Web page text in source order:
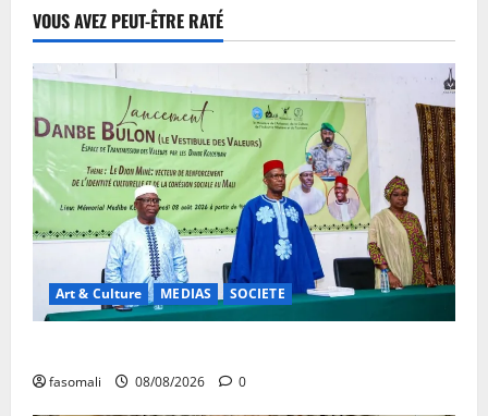
VOUS AVEZ PEUT-ÊTRE RATÉ
Art & Culture MEDIAS SOCIETE
fasomali 08/08/2026 0